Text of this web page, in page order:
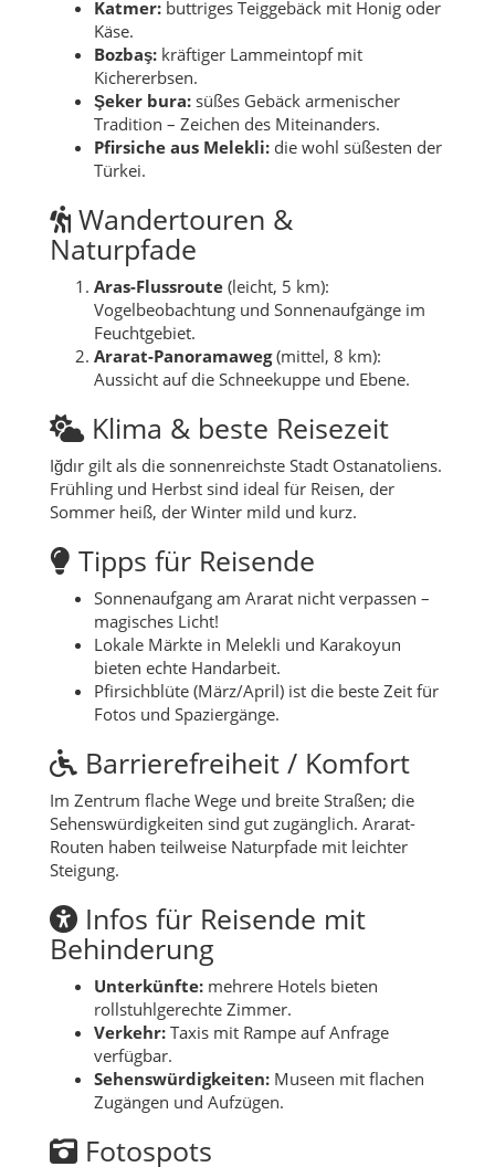
Katmer: buttriges Teiggebäck mit Honig oder
Käse.
Bozbaş: kräftiger Lammeintopf mit
Kichererbsen.
Şeker bura: süßes Gebäck armenischer
Tradition – Zeichen des Miteinanders.
Pfirsiche aus Melekli: die wohl süßesten der
Türkei.
Wandertouren &
Naturpfade
Aras-Flussroute (leicht, 5 km):
Vogelbeobachtung und Sonnenaufgänge im
Feuchtgebiet.
Ararat-Panoramaweg(mittel, 8 km):
Aussicht auf die Schneekuppe und Ebene.
Klima & beste Reisezeit
Iğdır gilt als die sonnenreichste Stadt Ostanatoliens.
Frühling und Herbst sind ideal für Reisen, der
Sommer heiß, der Winter mild und kurz.
Tipps für Reisende
Sonnenaufgang am Ararat nicht verpassen –
magisches Licht!
Lokale Märkte in Melekli und Karakoyun
bieten echte Handarbeit.
Pfirsichblüte (März/April) ist die beste Zeit für
Fotos und Spaziergänge.
Barrierefreiheit / Komfort
Im Zentrum flache Wege und breite Straßen; die
Sehenswürdigkeiten sind gut zugänglich. Ararat-
Routen haben teilweise Naturpfade mit leichter
Steigung.
Infos für Reisende mit
Behinderung
Unterkünfte: mehrere Hotels bieten
rollstuhlgerechte Zimmer.
Verkehr: Taxis mit Rampe auf Anfrage
verfügbar.
Sehenswürdigkeiten: Museen mit flachen
Zugängen und Aufzügen.
Fotospots